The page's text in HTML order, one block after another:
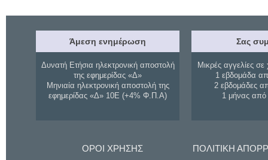
Άμεση ενημέρωση
Δυνατή Ετήσια ηλεκτρονική αποστολή
της εφημερίδας «Δ»
Μηνιαία ηλεκτρονική αποστολή της
εφημερίδας «Δ» 10Ε (+4% Φ.Π.Α)
Σας
Μικρές αγγελίες σε
1 εβδομάδα
2 εβδομάδες
1 μήνας
ΟΡΟΙ ΧΡΗΣΗΣ ΠΟΛΙΤΙΚΗ